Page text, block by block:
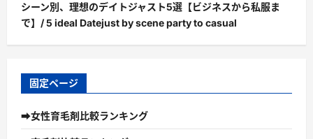
シーン別、理想のデイトジャスト5選【ビジネスから私服ま
で】/ 5 ideal Datejust by scene party to casual
固定ページ
➡女性育毛剤比較ランキング